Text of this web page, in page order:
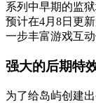
系列中早期的监
预计在4月8日更
一步丰富游戏互动
强大的后期特
为了给岛屿创建